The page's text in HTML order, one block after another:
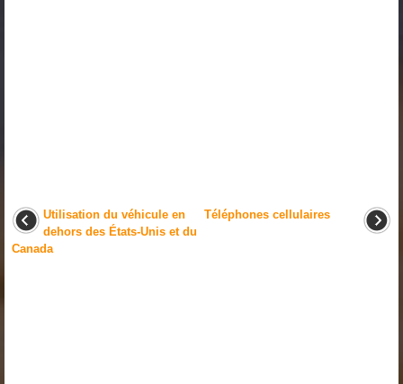
Utilisation du véhicule en
dehors des États-Unis et du
Canada
Téléphones cellulaires